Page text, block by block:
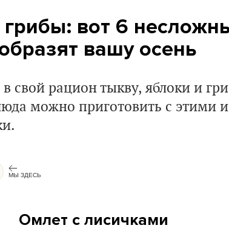
грибы: вот 6
вашу осень
свой рацион тыкву, яблоки и
можно приготовить с этими
МЫ ЗДЕСЬ
Омлет с лисичками